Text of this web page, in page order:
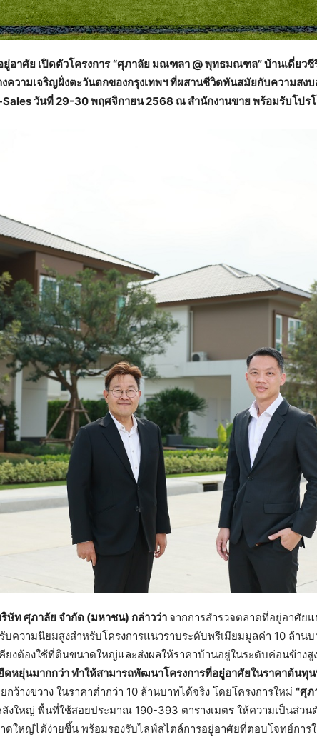
อาศัย เปิดตัวโครงการ “ศุภาลัย มณฑลา @ พุทธมณฑล” บ้านเดี่ยว
วามเจริญฝั่งตะวันตกของกรุงเทพฯ ที่ผสานชีวิตทันสมัยกับความสงบ
Sales วันที่ 29-30 พฤศจิกายน 2568 ณ สำนักงานขาย พร้อมรับโป
ษัท ศุภาลัย จำกัด (มหาชน) กล่าวว่า จากการสำรวจตลาดที่อยู่อาศัย
วามนิยมสูงสำหรับโครงการแนวราบระดับพรีเมียมมูลค่า 10 ล้าน
ยงต้องใช้ที่ดินขนาดใหญ่และส่งผลให้ราคาบ้านอยู่ในระดับค่อนข้างสู
หยุ่นมากกว่า ทำให้สามารถพัฒนาโครงการที่อยู่อาศัยในราคาต้นทุน
างขวาง ในราคาต่ำกว่า 10 ล้านบาทได้จริง โดยโครงการใหม่ “ศุ
ใหญ่ พื้นที่ใช้สอยประมาณ 190-393 ตารางเมตร ให้ความเป็นส่ว
ดใหญ่ได้ง่ายขึ้น พร้อมรองรับไลฟ์สไตล์การอยู่อาศัยที่ตอบโจทย์การ